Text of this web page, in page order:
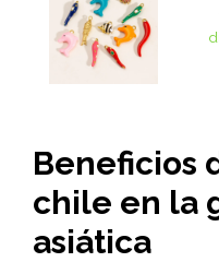
Beneficios
chile en la
asiática